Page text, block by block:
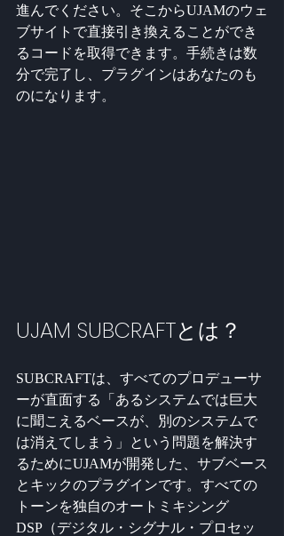
進んでください。そこからUJAMのウェ
ブサイトで直接引き換えることができ
るコードを取得できます。手続きは数
分で完了し、プラグインはあなたのも
のになります。
UJAM SUBCRAFTとは？
SUBCRAFTは、すべてのプロデューサ
ーが直面する「あるシステムでは巨大
に聞こえるベースが、別のシステムで
は消えてしまう」という問題を解決す
るためにUJAMが開発した、サブベース
とキックのプラグインです。すべての
トーンを独自のオートミキシング
DSP（デジタル・シグナル・プロセッ